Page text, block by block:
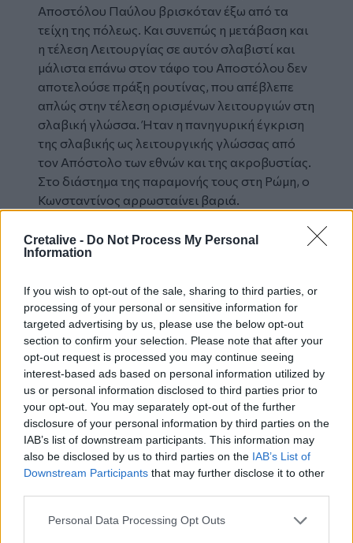
Cretalive - Do Not Process My Personal
Information
If you wish to opt-out of the sale, sharing to third parties, or
processing of your personal or sensitive information for
targeted advertising by us, please use the below opt-out
section to confirm your selection. Please note that after your
opt-out request is processed you may continue seeing
interest-based ads based on personal information utilized by
us or personal information disclosed to third parties prior to
your opt-out. You may separately opt-out of the further
disclosure of your personal information by third parties on the
IAB’s list of downstream participants. This information may
also be disclosed by us to third parties on the IAB’s List of
Downstream Participants that may further disclose it to other
Personal Data Processing Opt Outs
Αποστόλου Παύλου βρισκόταν έξω από τα
τείχη της πόλεως. Και συνεπώς η μετάβαση και
η τέλεση Λειτουργίας σε αυτόν σλαβιστί και
μάλιστα επάνω στον τάφο του Αποστόλου δεν
αποτελούσε πράξη ρουτίνας, που απέβλεπε
απλώς στην τέλεση ορισμένων λειτουργιών στη
σλαβική γλώσσα. Ήταν η πανηγυρική έγκριση
της σλαβικής ως λειτουργικής γλώσσας από
τον Απόστολο των εθνών και της ακροβυστίας.
Στο διάστημα της παραμονής τους στη Ρώμη, ο
Κωνσταντίνος αρρωσταίνει βαριά.
πεθάνει ως μοναχός. Κείρεται μοναχός και
ονομάζεται Κύριλλος. Στις 4 Φεβρουαρίου του
την φωτιά της πίστεως και του πολιτισμού στο
σλαβικό κόσμο, κοιμήθηκε με ειρήνη. Ο
Μεθόδιος θέλει να μεταφέρει το σκήνωμά του
στη Θεσσαλονίκη, αλλά ο Πάπας Ανδριανός
δεν το επιτρέπει και τον θάβει στο ναό του
Αγίου Κλήμεντος, όπου μέχρι και σήμερα
δείχνεται ο τάφος του.
Στη συνέχεια, ο Μεθόδιος χειροτονείται από
τον Πάπα Αρχιεπίσκοπος Σιρμίου, για να
εγκατασταθεί στην Παννονία. Η Ρώμη επιδέξια
οικειοποιείται το ιεραποστολικό έργο της
Η ζωή όμως του Μεθοδίου, ως Αρχιεπισκόπου,